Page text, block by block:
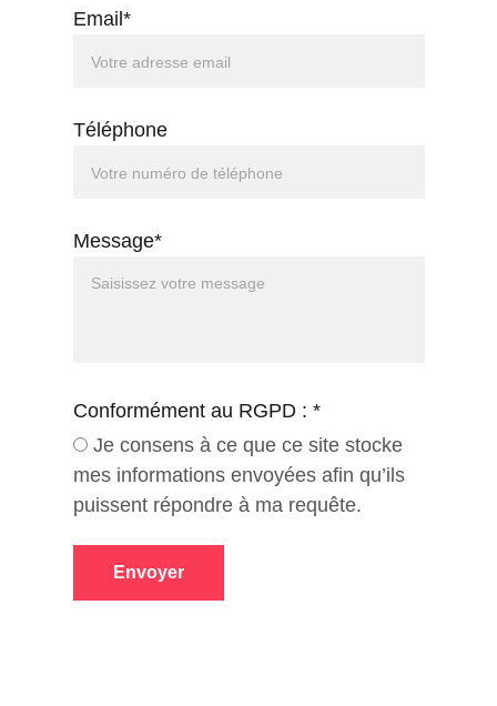
Email*
Téléphone
Message*
Conformément au RGPD : *
Je consens à ce que ce site stocke
mes informations envoyées afin qu’ils
puissent répondre à ma requête.
Envoyer